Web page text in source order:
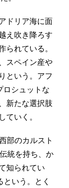
ドリア海に面
え吹き降ろす
れている。
スペイン産や
という。アフ
ロシュットな
新たな選択肢
いく。
部のカルスト
統を持ち、か
知られてい
いう。とく